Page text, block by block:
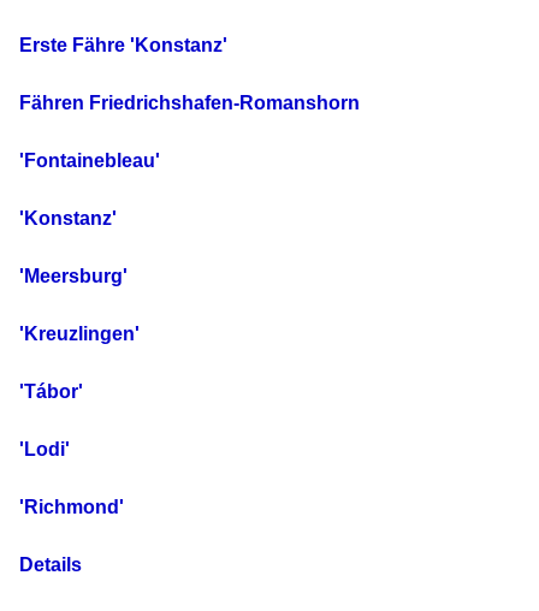
Erste Fähre 'Konstanz'
Fähren Friedrichshafen-Romanshorn
'Fontainebleau'
'Konstanz'
'Meersburg'
'Kreuzlingen'
'Tábor'
'Lodi'
'Richmond'
Details